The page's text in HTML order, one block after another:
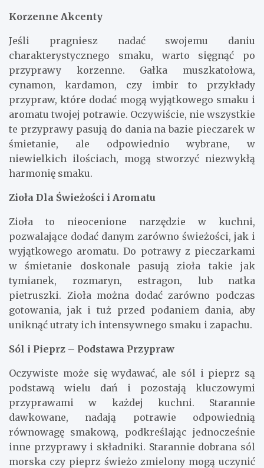
Korzenne Akcenty
Jeśli pragniesz nadać swojemu daniu
charakterystycznego smaku, warto sięgnąć po
przyprawy korzenne. Gałka muszkatołowa,
cynamon, kardamon, czy imbir to przykłady
przypraw, które dodać mogą wyjątkowego smaku i
aromatu twojej potrawie. Oczywiście, nie wszystkie
te przyprawy pasują do dania na bazie pieczarek w
śmietanie, ale odpowiednio wybrane, w
niewielkich ilościach, mogą stworzyć niezwykłą
harmonię smaku.
Zioła Dla Świeżości i Aromatu
Zioła to nieocenione narzędzie w kuchni,
pozwalające dodać danym zarówno świeżości, jak i
wyjątkowego aromatu. Do potrawy z pieczarkami
w śmietanie doskonale pasują zioła takie jak
tymianek, rozmaryn, estragon, lub natka
pietruszki. Zioła można dodać zarówno podczas
gotowania, jak i tuż przed podaniem dania, aby
uniknąć utraty ich intensywnego smaku i zapachu.
Sól i Pieprz – Podstawa Przypraw
Oczywiste może się wydawać, ale sól i pieprz są
podstawą wielu dań i pozostają kluczowymi
przyprawami w każdej kuchni. Starannie
dawkowane, nadają potrawie odpowiednią
równowagę smakową, podkreślając jednocześnie
inne przyprawy i składniki. Starannie dobrana sól
morska czy pieprz świeżo zmielony mogą uczynić